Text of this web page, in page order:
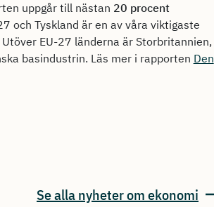
uppgår till nästan 20 procent
och Tyskland är en av våra viktigaste
Utöver EU-27 länderna är Storbritannien,
basindustrin. Läs mer i rapporten Den
Se alla nyheter om ekonomi